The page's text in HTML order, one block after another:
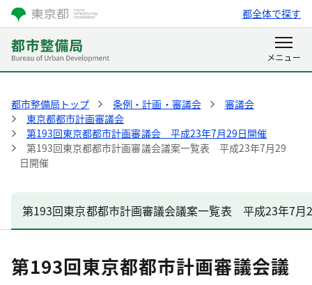
都全体で探す
都市整備局トップ 条例・計画・審議会
審議会
東京都都市計画審議会
第193回東京都都市計画審議会 平成23年7月29日開催
第193回東京都都市計画審議会議案一覧表 平成23年7月29
日開催
第193回東京都都市計画審議会議案一覧表 平成23年7月
第193回東京都都市計画審議会議